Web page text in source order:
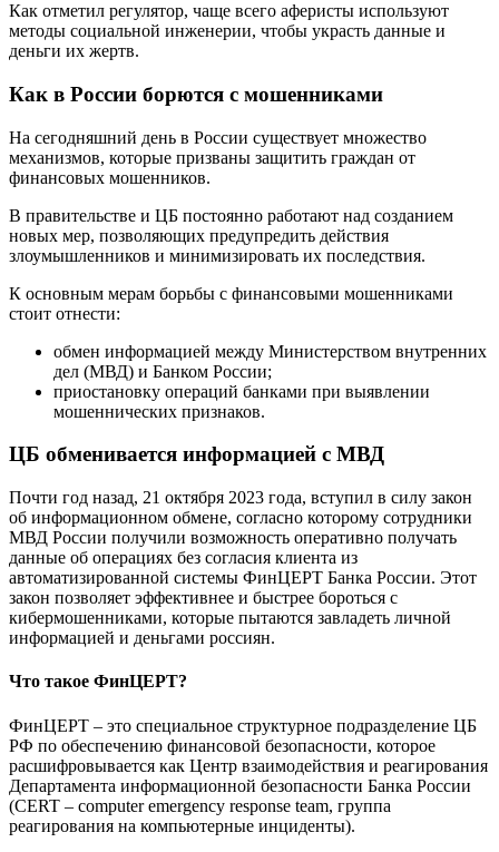
Как отметил регулятор, чаще всего аферисты используют
методы социальной инженерии, чтобы украсть данные и
деньги их жертв.
Как в России борются с мошенниками
На сегодняшний день в России существует множество
механизмов, которые призваны защитить граждан от
финансовых мошенников.
В правительстве и ЦБ постоянно работают над созданием
новых мер, позволяющих предупредить действия
злоумышленников и минимизировать их последствия.
К основным мерам борьбы с финансовыми мошенниками
стоит отнести:
обмен информацией между Министерством внутренних
дел (МВД) и Банком России;
приостановку операций банками при выявлении
мошеннических признаков.
ЦБ обменивается информацией с МВД
Почти год назад, 21 октября 2023 года, вступил в силу закон
об информационном обмене, согласно которому сотрудники
МВД России получили возможность оперативно получать
данные об операциях без согласия клиента из
автоматизированной системы ФинЦЕРТ Банка России. Этот
закон позволяет эффективнее и быстрее бороться с
кибермошенниками, которые пытаются завладеть личной
информацией и деньгами россиян.
Что такое ФинЦЕРТ?
ФинЦЕРТ – это специальное структурное подразделение ЦБ
РФ по обеспечению финансовой безопасности, которое
расшифровывается как Центр взаимодействия и реагирования
Департамента информационной безопасности Банка России
(CERT – computer emergency response team, группа
реагирования на компьютерные инциденты).